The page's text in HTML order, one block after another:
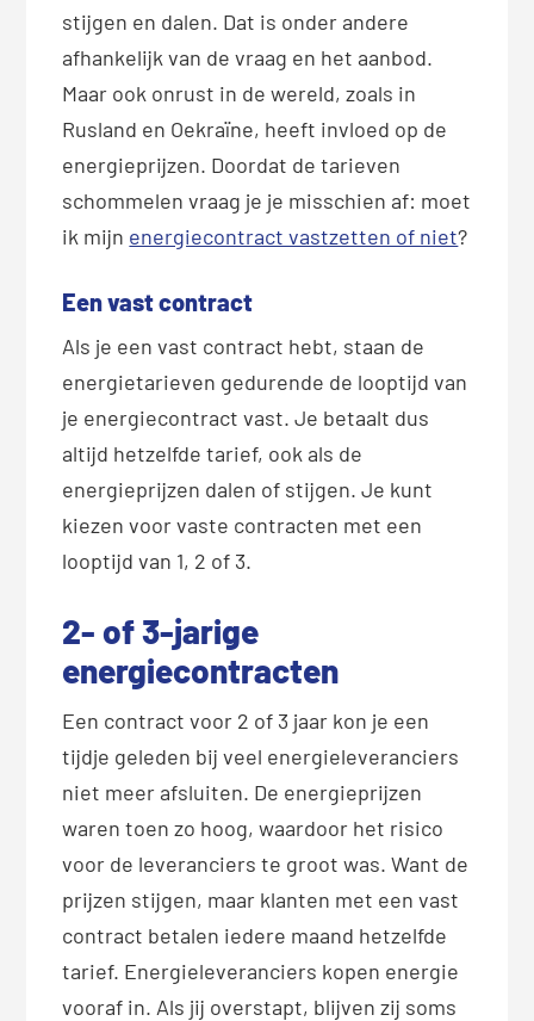
stijgen en dalen. Dat is onder andere
afhankelijk van de vraag en het aanbod.
Maar ook onrust in de wereld, zoals in
Rusland en Oekraïne, heeft invloed op de
energieprijzen. Doordat de tarieven
schommelen vraag je je misschien af: moet
ik mijn energiecontract vastzetten of niet?
Een vast contract
Als je een vast contract hebt, staan de
energietarieven gedurende de looptijd van
je energiecontract vast. Je betaalt dus
altijd hetzelfde tarief, ook als de
energieprijzen dalen of stijgen. Je kunt
kiezen voor vaste contracten met een
looptijd van 1, 2 of 3.
2- of 3-jarige
energiecontracten
Een contract voor 2 of 3 jaar kon je een
tijdje geleden bij veel energieleveranciers
niet meer afsluiten. De energieprijzen
waren toen zo hoog, waardoor het risico
voor de leveranciers te groot was. Want de
prijzen stijgen, maar klanten met een vast
contract betalen iedere maand hetzelfde
tarief. Energieleveranciers kopen energie
vooraf in. Als jij overstapt, blijven zij soms